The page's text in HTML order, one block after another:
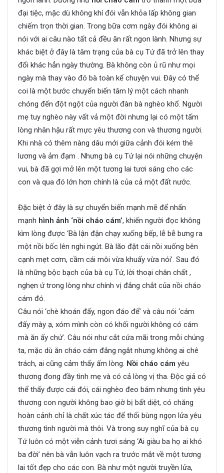
đại tiệc, mặc dù không khí đói vẫn khỏa lấp không gian
chiếm trọn thời gian. Trong bữa cơm ngày đói không ai
nói với ai câu nào tất cả đều ăn rất ngon lành. Nhưng sự
khác biệt ở đây là tâm trạng của bà cụ Tứ đã trở lên thay
đổi khác hẳn ngày thường. Bà không còn ủ rũ như mọi
ngày mà thay vào đó bà toàn kể chuyện vui. Đây có thể
coi là một bước chuyển biến tâm lý một cách nhanh
chóng đến đột ngột của người đàn bà nghèo khổ. Người
mẹ tuy nghèo này vất vả một đời nhưng lại có một tấm
lòng nhân hậu rất mực yêu thương con và thương người.
Khi nhà có thêm nàng dâu mới giữa cảnh đói kém thê
lương và ảm đạm . Nhưng bà cụ Tứ lại nói những chuyện
vui, bà đã gợi mở lên một tương lai tươi sáng cho các
con và qua đó lớn hơn chính là của cả một đất nước.
Đặc biệt ở đây là sự chuyển biến mạnh mẽ để nhấn
mạnh hình ảnh ‘nồi cháo cám’, khiến người đọc không
kìm lòng được ‘Bà lận đận chạy xuống bếp, lễ bễ bưng ra
một nồi bốc lên nghi ngút. Bà lão đặt cái nồi xuống bên
cạnh mẹt cơm, cầm cái môi vừa khuấy vừa nói’. Sau đó
là những bộc bạch của bà cụ Tứ, lời thoại chân chất ,
nghẹn ứ trong lòng như chính vị đắng chắt của nồi cháo
cám đó.
Câu nói ‘chè khoán đấy, ngon đáo để’ và câu nói ‘cám
đấy mày ạ, xóm mình còn có khối người không có cám
mà ăn ấy chứ’. Câu nói như cắt cứa mãi trong mỗi chúng
ta, mặc dù ăn cháo cám đắng ngắt nhưng không ai chê
trách, ai cũng cảm thấy ấm lòng. Nồi cháo cám yêu
thương đong đầy tình mẹ và có cả lòng vị tha. Độc giả có
thể thấy được cái đói, cái nghèo đeo bám nhưng tình yêu
thương con người không bao giờ bị bất diệt, có chăng
hoàn cảnh chỉ là chất xúc tác để thổi bùng ngọn lửa yêu
thương tình người mà thôi. Và trong suy nghĩ của bà cụ
Tứ luôn có một viễn cảnh tươi sáng ‘Ai giàu ba họ ai khó
ba đời’ nên bà vẫn luôn vạch ra trước mắt về một tương
lai tốt đẹp cho các con. Bà như một người truyền lửa,